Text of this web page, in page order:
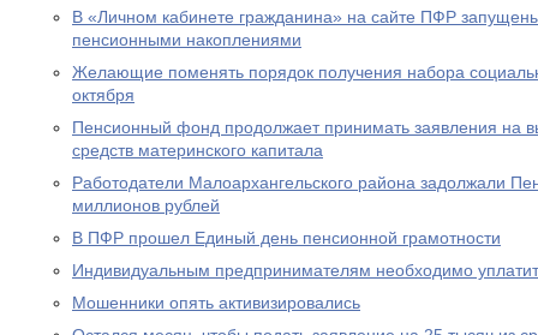
В «Личном кабинете гражданина» на сайте ПФР
пенсионными накоплениями
Желающие поменять порядок получения набора
октября
Пенсионный фонд продолжает принимать заявления на
средств материнского капитала
Работодатели Малоархангельского района задолжали
миллионов рублей
В ПФР прошел Единый день пенсионной грамотности
Индивидуальным предпринимателям необходимо
Мошенники опять активизировались